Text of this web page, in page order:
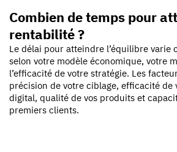
Combien de temps pour
rentabilité ?
Le délai pour atteindre l’équilibre varie
selon votre modèle économique, votre
l’efficacité de votre stratégie. Les
précision de votre ciblage, efficacité de
digital, qualité de vos produits et
premiers clients.